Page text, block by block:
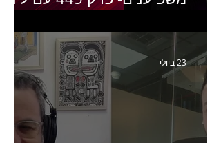
Humanz ישראל
23 ביולי